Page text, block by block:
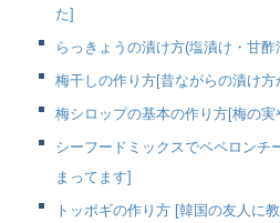
た]
らっきょうの漬け方(塩漬け・甘
梅干しの作り方[昔ながらの漬け
梅シロップの基本の作り方[梅の
シーフードミックスでペペロンチ
まってます]
トッポギの作り方 [韓国の友人に